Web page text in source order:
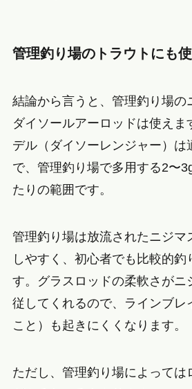
管理釣り場のトラウトにも
結論から言うと、管理釣り場の
ダイソールアーロッドは使えま
デル（ダイソーレンジャー）は
で、管理釣り場で多用する2〜
たりの範囲です。
管理釣り場は放流されたニジマ
しやすく、初心者でも比較的釣
す。グラスロッドの柔軟さがニ
従してくれるので、ラインブレ
こと）も起きにくくなります。
ただし、管理釣り場によっては